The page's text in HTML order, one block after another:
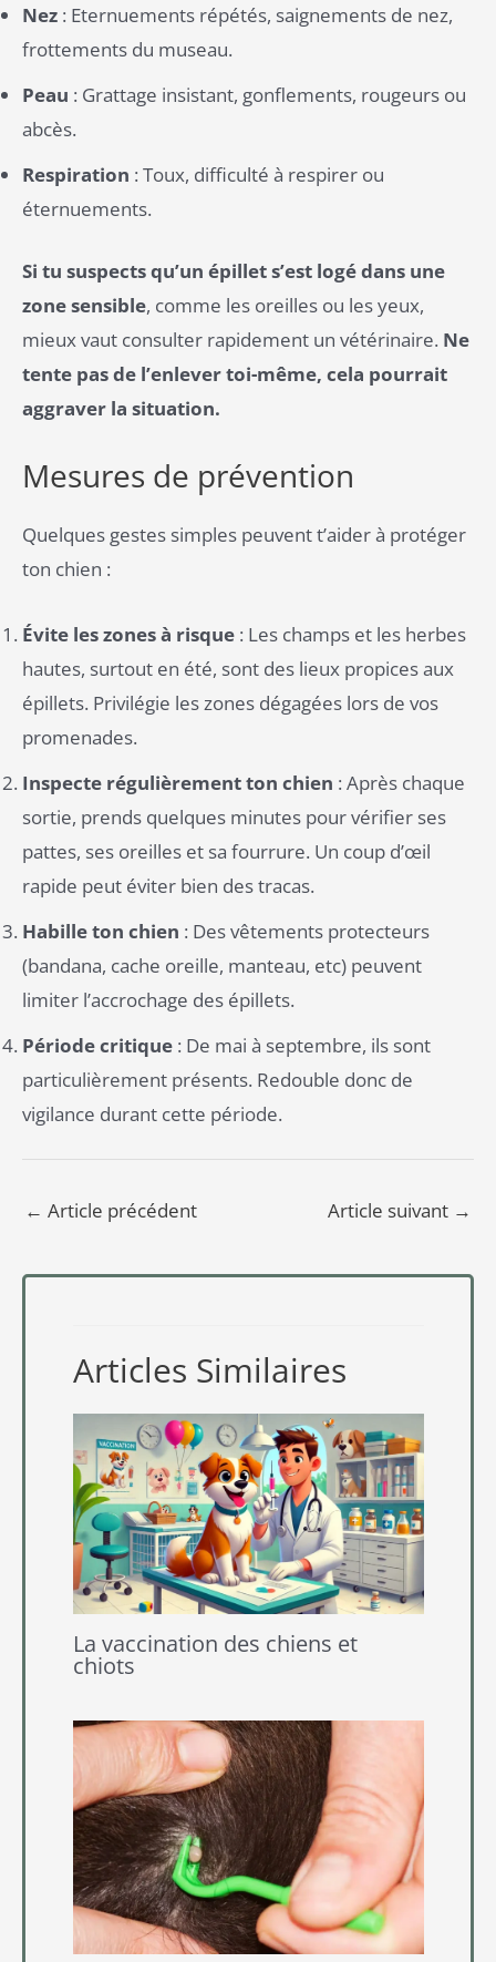
Nez : Eternuements répétés, saignements de nez,
frottements du museau.
Peau : Grattage insistant, gonflements, rougeurs ou
abcès.
Respiration : Toux, difficulté à respirer ou
éternuements.
Si tu suspects qu’un épillet s’est logé dans une
zone sensible, comme les oreilles ou les yeux,
mieux vaut consulter rapidement un vétérinaire. Ne
tente pas de l’enlever toi-même, cela pourrait
aggraver la situation.
Mesures de prévention
Quelques gestes simples peuvent t’aider à protéger
ton chien :
Évite les zones à risque : Les champs et les herbes
hautes, surtout en été, sont des lieux propices aux
épillets. Privilégie les zones dégagées lors de vos
promenades.
Inspecte régulièrement ton chien : Après chaque
sortie, prends quelques minutes pour vérifier ses
pattes, ses oreilles et sa fourrure. Un coup d’œil
rapide peut éviter bien des tracas.
Habille ton chien : Des vêtements protecteurs
(bandana, cache oreille, manteau, etc) peuvent
limiter l’accrochage des épillets.
Période critique : De mai à septembre, ils sont
particulièrement présents. Redouble donc de
vigilance durant cette période.
← Article précédent Article suivant →
Articles Similaires
La vaccination des chiens et
chiots